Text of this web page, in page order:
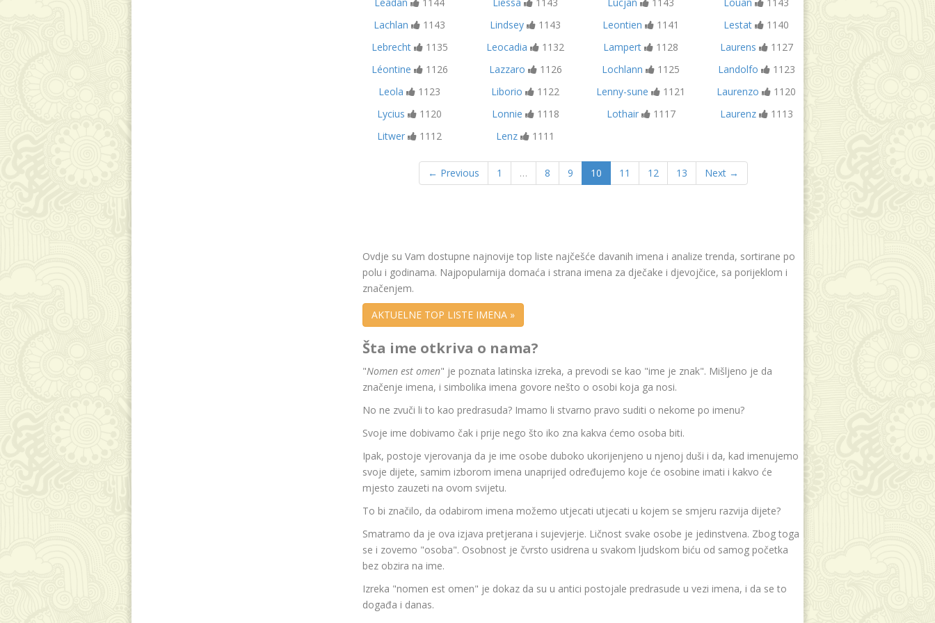
Leadan 1144 Liessa 1143 Lucjan 1143 Louan
1143
Lachlan
1143 Lindsey 1143 Leontien 1141 Lestat
1140
Lebrecht
1135 Leocadia 1132 Lampert 1128 Laurens
1127
Léontine
1126 Lazzaro 1126 Lochlann 1125 Landolfo
1123
Leola
1123 Liborio 1122 Lenny-sune 1121 Laurenzo
1120
Lycius
1120 Lonnie 1118 Lothair 1117 Laurenz
1113
Litwer
1112 Lenz 1111
← Previous 1 … 8 9 10 11 12 13 Next →
Ovdje su Vam dostupne najnovije top liste najčešće davanih imena i analize trenda, sortirane po
polu i godinama. Najpopularnija domaća i strana imena za dječake i djevojčice, sa porijeklom i
značenjem.
AKTUELNE TOP LISTE IMENA »
Šta ime otkriva o nama?
"Nomen est omen" je poznata latinska izreka, a prevodi se kao "ime je znak". Mišljeno je da
značenje imena, i simbolika imena govore nešto o osobi koja ga nosi.
No ne zvuči li to kao predrasuda? Imamo li stvarno pravo suditi o nekome po imenu?
Svoje ime dobivamo čak i prije nego što iko zna kakva ćemo osoba biti.
Ipak, postoje vjerovanja da je ime osobe duboko ukorijenjeno u njenoj duši i da, kad imenujemo
svoje dijete, samim izborom imena unaprijed određujemo koje će osobine imati i kakvo će
mjesto zauzeti na ovom svijetu.
To bi značilo, da odabirom imena možemo utjecati utjecati u kojem se smjeru razvija dijete?
Smatramo da je ova izjava pretjerana i sujevjerje. Ličnost svake osobe je jedinstvena. Zbog toga
se i zovemo "osoba". Osobnost je čvrsto usidrena u svakom ljudskom biću od samog početka
bez obzira na ime.
Izreka "nomen est omen" je dokaz da su u antici postojale predrasude u vezi imena, i da se to
događa i danas.